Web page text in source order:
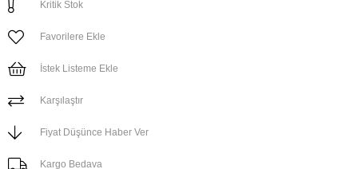
Kritik Stok
Favorilere Ekle
İstek Listeme Ekle
Karşılaştır
Fiyat Düşünce Haber Ver
Kargo Bedava